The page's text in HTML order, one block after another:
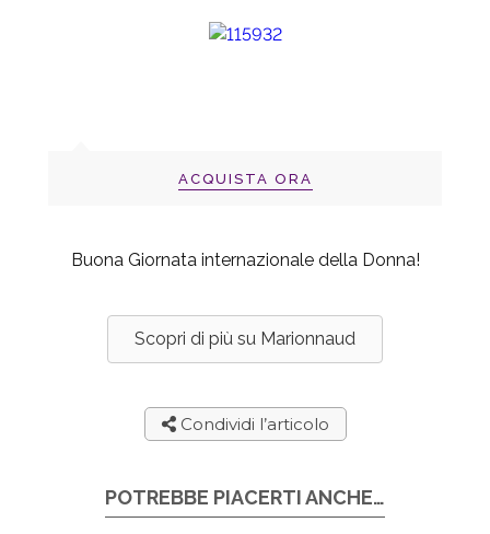
ACQUISTA ORA
Buona Giornata internazionale della Donna!
Scopri di più su Marionnaud
Condividi l’articolo
POTREBBE PIACERTI ANCHE…